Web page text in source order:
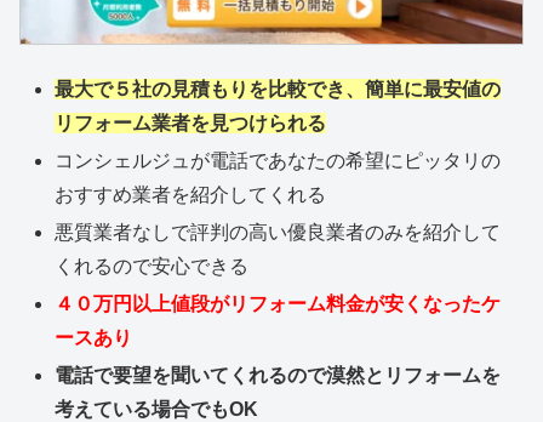
最大で５社の見積もりを比較でき、簡単に最安値の
リフォーム業者を見つけられる
コンシェルジュが電話であなたの希望にピッタリの
おすすめ業者を紹介してくれる
悪質業者なしで評判の高い優良業者のみを紹介して
くれるので安心できる
４０万円以上値段がリフォーム料金が安くなったケ
ースあり
電話で要望を聞いてくれるので漠然とリフォームを
考えている場合でもOK